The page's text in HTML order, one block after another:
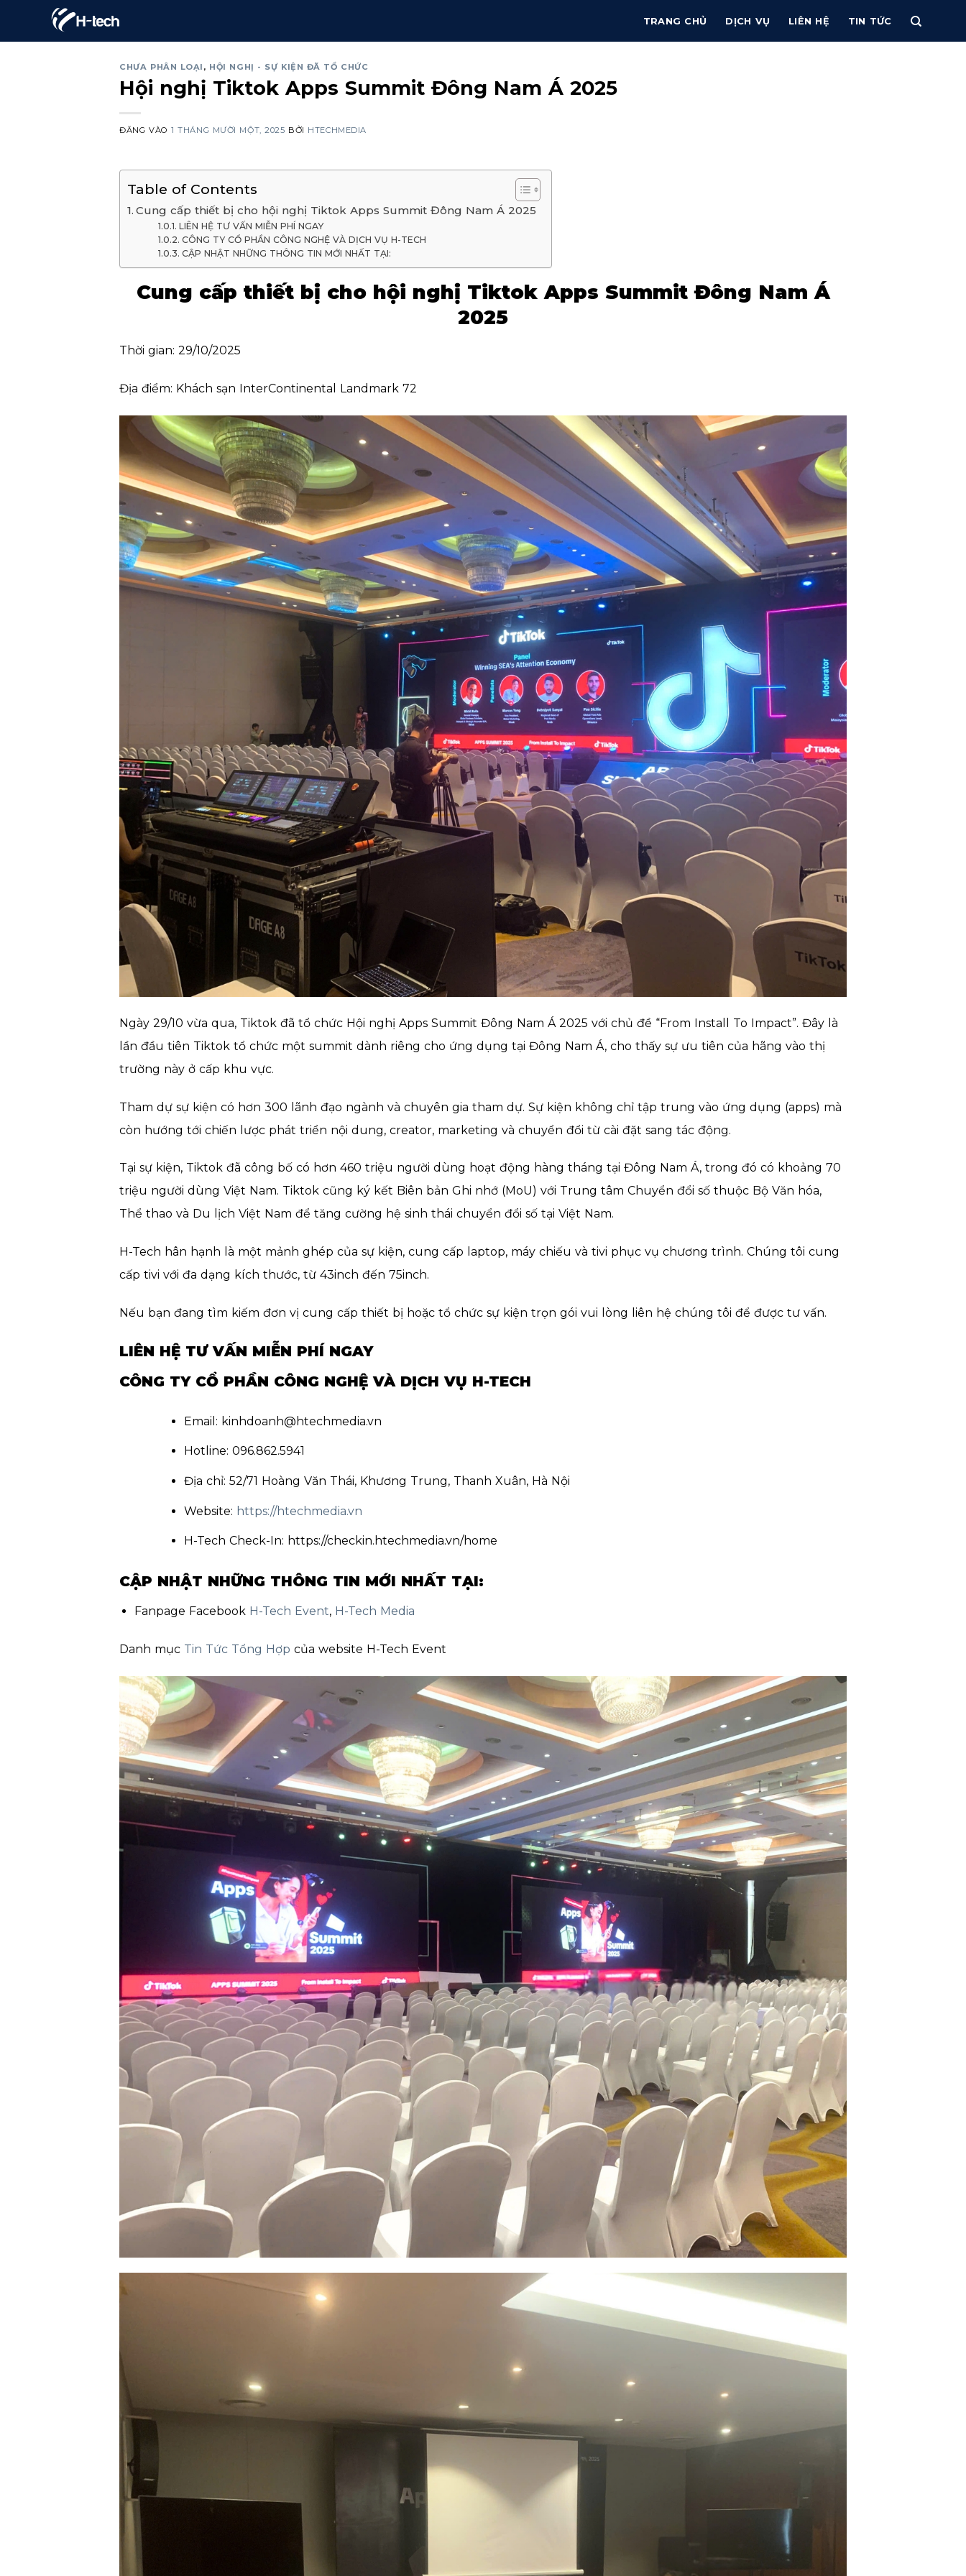
TRANG CHỦ DỊCH VỤ LIÊN HỆ TIN TỨC
CHƯA PHÂN LOẠI , HỘI NGHỊ - SỰ KIỆN ĐÃ TỔ CHỨC
Hội nghị Tiktok Apps Summit Đông Nam Á 2025
ĐĂNG VÀO1 THÁNG MƯỜI MỘT, 2025 BỞI HTECHMEDIA
Table of Contents
Cung cấp thiết bị cho hội nghị Tiktok Apps Summit Đông Nam Á 2025
LIÊN HỆ TƯ VẤN MIỄN PHÍ NGAY
CÔNG TY CỔ PHẦN CÔNG NGHỆ VÀ DỊCH VỤ H-TECH
CẬP NHẬT NHỮNG THÔNG TIN MỚI NHẤT TẠI:
Cung cấp thiết bị cho hội nghị Tiktok Apps Summit Đông Nam Á
2025
Thời gian: 29/10/2025
Địa điểm: Khách sạn InterContinental Landmark 72
Ngày 29/10 vừa qua, Tiktok đã tổ chức Hội nghị Apps Summit Đông Nam Á 2025 với chủ đề “From Install To Impact”. Đây là
lần đầu tiên Tiktok tổ chức một summit dành riêng cho ứng dụng tại Đông Nam Á, cho thấy sự ưu tiên của hãng vào thị
trường này ở cấp khu vực.
Tham dự sự kiện có hơn 300 lãnh đạo ngành và chuyên gia tham dự. Sự kiện không chỉ tập trung vào ứng dụng (apps) mà
còn hướng tới chiến lược phát triển nội dung, creator, marketing và chuyển đổi từ cài đặt sang tác động.
Tại sự kiện, Tiktok đã công bố có hơn 460 triệu người dùng hoạt động hàng tháng tại Đông Nam Á, trong đó có khoảng 70
triệu người dùng Việt Nam. Tiktok cũng ký kết Biên bản Ghi nhớ (MoU) với Trung tâm Chuyển đổi số thuộc Bộ Văn hóa,
Thể thao và Du lịch Việt Nam để tăng cường hệ sinh thái chuyển đổi số tại Việt Nam.
H-Tech hân hạnh là một mảnh ghép của sự kiện, cung cấp laptop, máy chiếu và tivi phục vụ chương trình. Chúng tôi cung
cấp tivi với đa dạng kích thước, từ 43inch đến 75inch.
Nếu bạn đang tìm kiếm đơn vị cung cấp thiết bị hoặc tổ chức sự kiện trọn gói vui lòng liên hệ chúng tôi để được tư vấn.
LIÊN HỆ TƯ VẤN MIỄN PHÍ NGAY
CÔNG TY CỔ PHẦN CÔNG NGHỆ VÀ DỊCH VỤ H-TECH
Email: kinhdoanh@htechmedia.vn
Hotline: 096.862.5941
Địa chỉ: 52/71 Hoàng Văn Thái, Khương Trung, Thanh Xuân, Hà Nội
Website: https://htechmedia.vn
H-Tech Check-In: https://checkin.htechmedia.vn/home
CẬP NHẬT NHỮNG THÔNG TIN MỚI NHẤT TẠI:
Fanpage FacebookH-Tech Event,H-Tech Media
Danh mục Tin Tức Tổng Hợp của website H-Tech Event